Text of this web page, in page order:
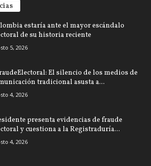
estaría ante el mayor escándalo
de su historia reciente
5, 2026
El silencio de los medios de
tradicional asusta a...
4, 2026
presenta evidencias de fraude
y cuestiona a la Registraduría...
4, 2026